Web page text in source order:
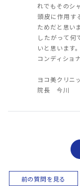
れでもそのシ
頭皮に作用す
ためだと思いま
したがって何
いと思います。
コンディショ
ヨコ美クリニ
院長 今川
前の質問を見る